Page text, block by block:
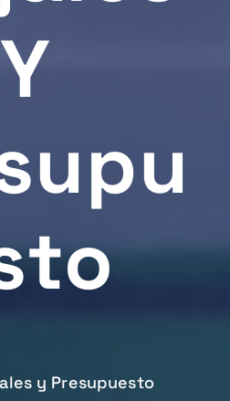
Y
y Presupuesto